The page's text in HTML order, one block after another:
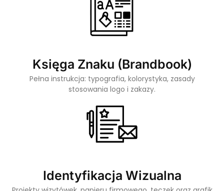
Księga Znaku (Brandbook)
Pełna instrukcja: typografia, kolorystyka, zasady
stosowania logo i zakazy.
Identyfikacja Wizualna